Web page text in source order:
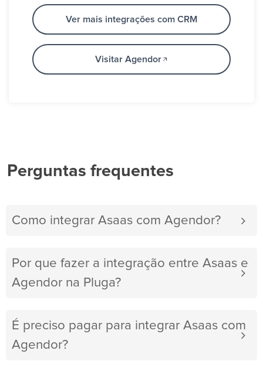
Ver mais integrações com CRM
Visitar Agendor
Perguntas frequentes
Como integrar Asaas com Agendor?
Por que fazer a integração entre Asaas e
Agendor na Pluga?
É preciso pagar para integrar Asaas com
Agendor?